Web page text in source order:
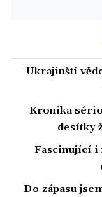
Ukrajinští
Kronika
desítky
Fascinující i
Do zápasu